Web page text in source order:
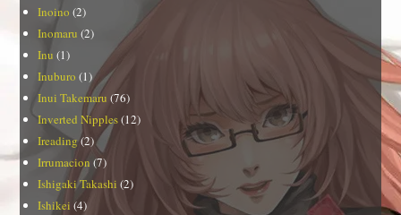
Inoino (2)
Inomaru (2)
Inu (1)
Inuburo (1)
Inui Takemaru (76)
Inverted Nipples(12)
Ireading(2)
Irrumacion (7)
Ishigaki Takashi (2)
Ishikei (4)